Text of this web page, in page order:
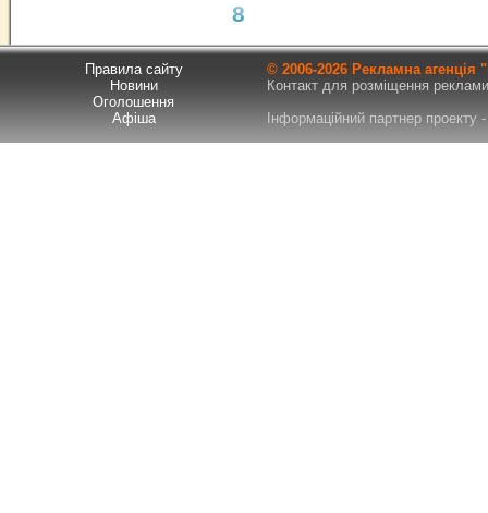
8
Правила сайту
Новини
Оголошення
Афіша
© 2006-2026 Рекламна
Контакт для розміщення
Інформаційний партнер проекту